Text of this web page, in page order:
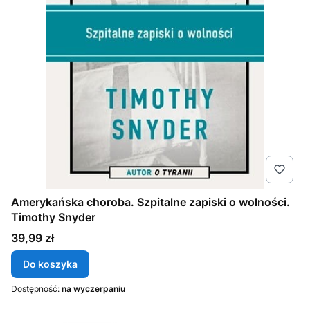
Amerykańska choroba. Szpitalne zapiski o wolności.
Timothy Snyder
Cena
39,99 zł
Do koszyka
Dostępność: na wyczerpaniu